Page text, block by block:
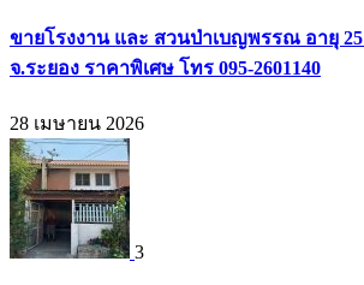
ขายโรงงาน และ สวนป่าเบญพรรณ อายุ 25
จ.ระยอง ราคาพิเศษ โทร 095-2601140
28 เมษายน 2026
3